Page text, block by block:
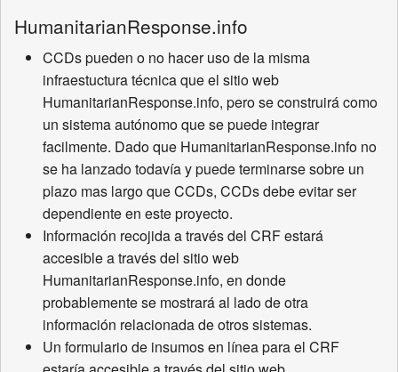
HumanitarianResponse.info
CCDs pueden o no hacer uso de la misma
infraestuctura técnica que el sitio web
HumanitarianResponse.info, pero se construirá como
un sistema autónomo que se puede integrar
facilmente. Dado que HumanitarianResponse.info no
se ha lanzado todavía y puede terminarse sobre un
plazo mas largo que CCDs, CCDs debe evitar ser
dependiente en este proyecto.
Información recojida a través del CRF estará
accesible a través del sitio web
HumanitarianResponse.info, en donde
probablemente se mostrará al lado de otra
información relacionada de otros sistemas.
Un formulario de insumos en línea para el CRF